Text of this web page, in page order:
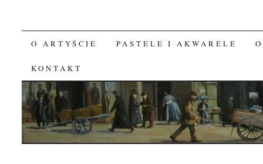
SKIP TO CONTENT
O ARTYŚCIE PASTELE I AKWARELE
KONTAKT